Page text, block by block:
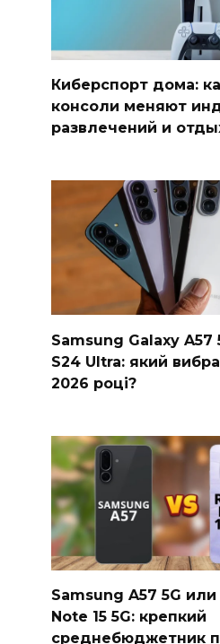
Киберспорт дома:
консоли меняют
развлечений и
Samsung Galaxy A57
S24 Ultra: який
2026 році?
Samsung A57 5G
Note 15 5G: крепкий
среднебюджетник